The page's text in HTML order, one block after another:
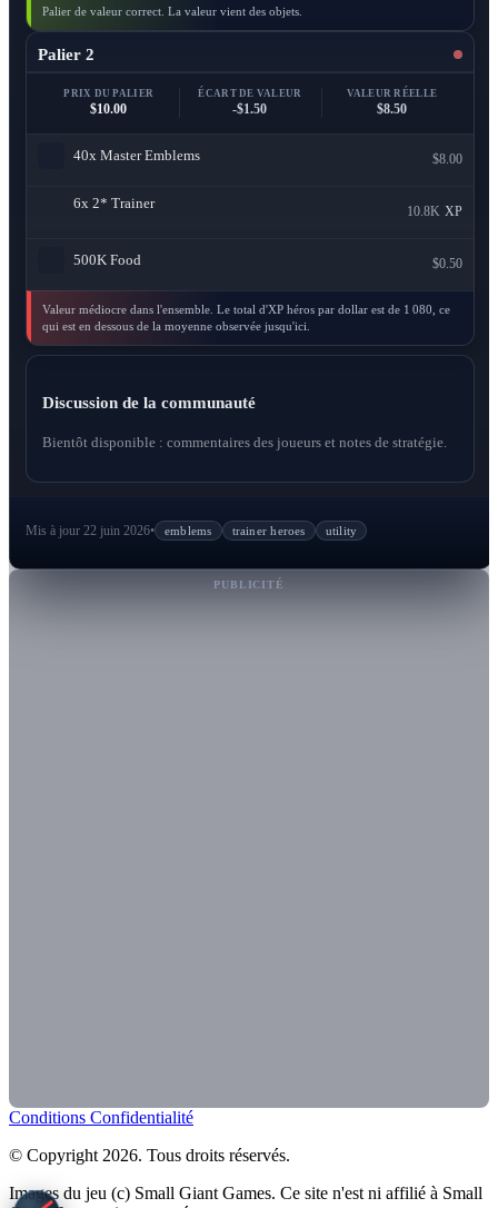
Palier de valeur correct. La valeur vient des objets.
Palier 2
PRIX DU PALIER
$10.00
ÉCART DE VALEUR
-$1.50
VALEUR RÉELLE
$8.50
40x Master Emblems $8.00
6x 2* Trainer
10.8K XP
500K Food $0.50
Valeur médiocre dans l'ensemble. Le total d'XP héros par dollar est de 1 080, ce
qui est en dessous de la moyenne observée jusqu'ici.
Discussion de la communauté
Bientôt disponible : commentaires des joueurs et notes de stratégie.
Mis à jour 22 juin 2026• emblems trainer heroes utility
PUBLICITÉ
Conditions Confidentialité
© Copyright 2026. Tous droits réservés.
Images du jeu (c) Small Giant Games. Ce site n'est ni affilié à Small